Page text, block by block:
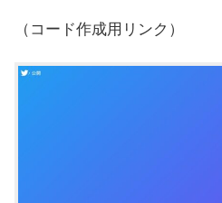
（コード作成用リンク）